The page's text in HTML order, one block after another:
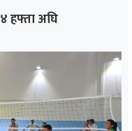
४ हफ्ता अघि